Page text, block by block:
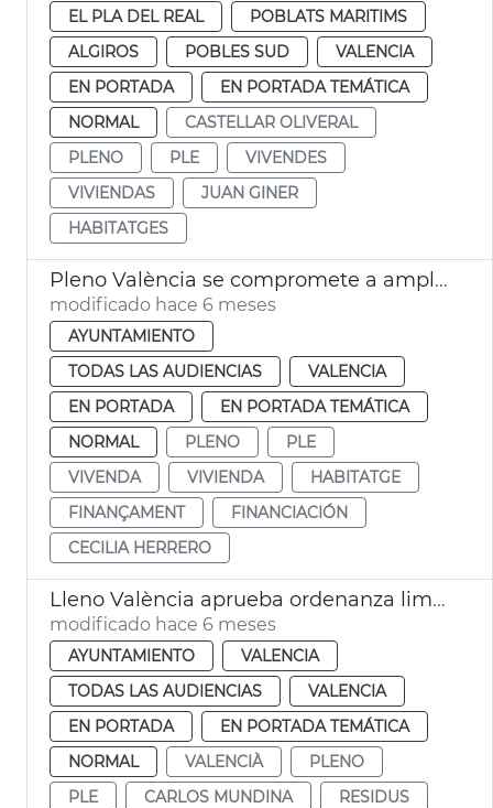
EL PLA DEL REAL
POBLATS MARITIMS
ALGIROS
POBLES SUD
VALENCIA
EN PORTADA
EN PORTADA TEMÁTICA
NORMAL
CASTELLAR OLIVERAL
PLENO
PLE
VIVENDES
VIVIENDAS
JUAN GINER
HABITATGES
Pleno València se compromete a ampliar ayudas al alquiler
modificado hace 6 meses
AYUNTAMIENTO
TODAS LAS AUDIENCIAS
VALENCIA
EN PORTADA
EN PORTADA TEMÁTICA
NORMAL
PLENO
PLE
VIVENDA
VIVIENDA
HABITATGE
FINANÇAMENT
FINANCIACIÓN
CECILIA HERRERO
Lleno València aprueba ordenanza limpia recogida residuos
modificado hace 6 meses
AYUNTAMIENTO
VALENCIA
TODAS LAS AUDIENCIAS
VALENCIA
EN PORTADA
EN PORTADA TEMÁTICA
NORMAL
VALENCIÀ
PLENO
PLE
CARLOS MUNDINA
RESIDUS